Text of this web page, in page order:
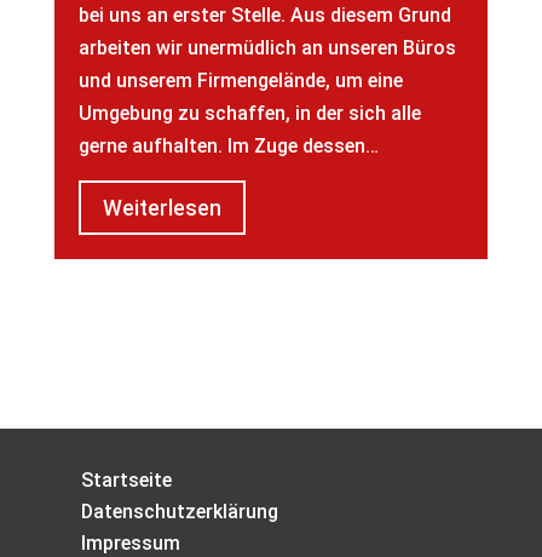
bei uns an erster Stelle. Aus diesem Grund
arbeiten wir unermüdlich an unseren Büros
und unserem Firmengelände, um eine
Umgebung zu schaffen, in der sich alle
gerne aufhalten. Im Zuge dessen…
Weiterlesen
Startseite
Datenschutzerklärung
Impressum